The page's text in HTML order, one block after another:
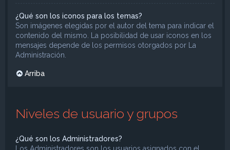
¿Qué son los iconos para los temas?
Son imágenes elegidas por el autor del tema para indicar el
contenido del mismo. La posibilidad de usar iconos en los
mensajes depende de los permisos otorgados por La
Administración.
Arriba
Niveles de usuario y grupos
¿Qué son los Administradores?
Los Administradores son los usuarios asignados con el